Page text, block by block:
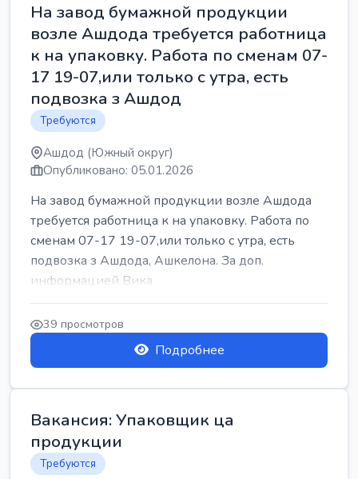
На завод бумажной продукции
возле Ашдода требуется работница
к на упаковку. Работа по сменам 07-
17 19-07,или только с утра, есть
подвозка з Ашдод
Требуются
Ашдод (Южный округ)
Опубликовано: 05.01.2026
На завод бумажной продукции возле Ашдода
требуется работница к на упаковку. Работа по
сменам 07-17 19-07,или только с утра, есть
подвозка з Ашдода, Ашкелона. За доп.
информацией Вика
39 просмотров
Подробнее
Вакансия: Упаковщик ца
продукции
Требуются